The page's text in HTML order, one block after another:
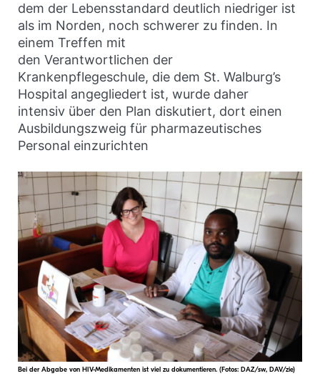
dem der Lebensstandard deutlich niedriger ist
als im Norden, noch schwerer zu finden. In
einem Treffen mit
den Verantwortlichen der
Krankenpflegeschule, die dem St. Walburg’s
Hospital angegliedert ist, wurde daher
intensiv über den Plan diskutiert, dort einen
Ausbildungszweig für pharmazeutisches
Personal einzurichten
Bei der Abgabe von HIV-Medikamenten ist viel zu dokumentieren. (Fotos: DAZ/sw, DAV/zie)